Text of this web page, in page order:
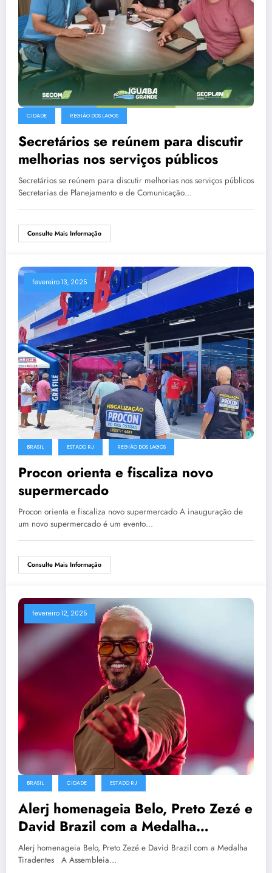
CIDADE REGIÃO DOS LAGOS
Secretários se reúnem para discutir
melhorias nos serviços públicos
Secretários se reúnem para discutir melhorias nos serviços públicos
Secretarias de Planejamento e de Comunicação…
Consulte Mais Informação
fevereiro 13, 2025
BRASIL ESTADO RJ REGIÃO DOS LAGOS
Procon orienta e fiscaliza novo
supermercado
Procon orienta e fiscaliza novo supermercado A inauguração de
um novo supermercado é um evento…
Consulte Mais Informação
fevereiro 12, 2025
BRASIL CIDADE ESTADO RJ
Alerj homenageia Belo, Preto Zezé e
David Brazil com a Medalha
Tiradentes
Alerj homenageia Belo, Preto Zezé e David Brazil com a Medalha
Tiradentes A Assembleia…